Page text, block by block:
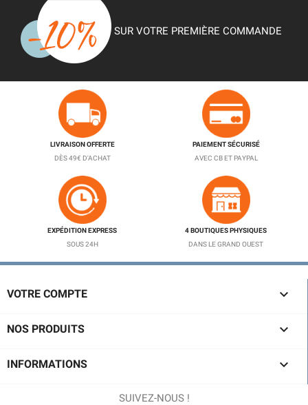
SUR VOTRE PREMIÈRE COMMANDE
LIVRAISON OFFERTE
DÈS 49€ D'ACHAT
PAIEMENT SÉCURISÉ
AVEC CB ET PAYPAL
EXPÉDITION EXPRESS
SOUS 24H
4 BOUTIQUES PHYSIQUES
DANS LE GRAND OUEST
VOTRE COMPTE 
NOS PRODUITS 
INFORMATIONS 
SUIVEZ-NOUS !